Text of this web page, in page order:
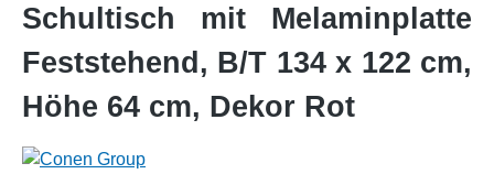
Schultisch mit Melaminplatte
Feststehend, B/T 134 x 122 cm,
Höhe 64 cm, Dekor Rot